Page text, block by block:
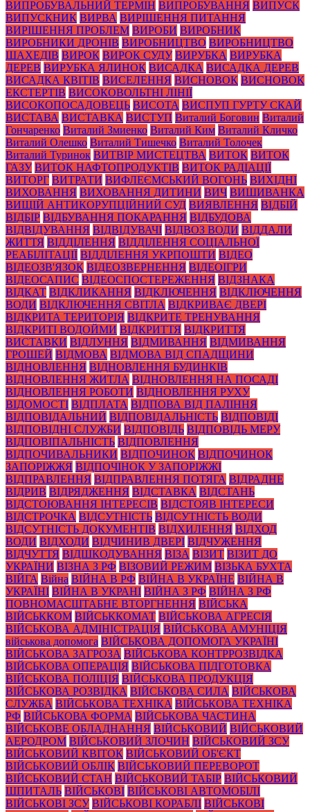
ВИПРОБУВАЛЬНИЙ ТЕРМІН ВИПРОБУВАННЯ ВИПУСК
ВИПУСКНИК ВИРВА ВИРІШЕННЯ ПИТАННЯ
ВИРІШЕННЯ ПРОБЛЕМ ВИРОБИ ВИРОБНИК
ВИРОБНИКИ ДРОНІВ ВИРОБНИЦТВО ВИРОБНИЦТВО
ШАХЕДІВ ВИРОК ВИРОК СУДУ ВИРУБКА ВИРУБКА
ДЕРЕВ ВИРУБКА ЯЛИНОК ВИСАДКА ВИСАДКА ДЕРЕВ
ВИСАДКА КВІТІВ ВИСЕЛЕННЯ ВИСНОВОК ВИСНОВОК
ЕКСТЕРТІВ ВИСОКОВОЛЬТНІ ЛІНІЇ
ВИСОКОПОСАДОВЕЦЬ ВИСОТА ВИСПУП ГУРТУ СКАЙ
ВИСТАВА ВИСТАВКА ВИСТУП Виталий Боговин Виталий
Гончаренко Виталий Змиенко Виталий Ким Виталий Кличко
Виталий Олешко Виталий Тишечко Виталий Толочек
Виталий Туринок ВИТВІР МИСТЕЦТВА ВИТОК ВИТОК
ГАЗУ ВИТОК НАФТОПРОДУКТІВ ВИТОК РАДІАЦІЇ
ВИТОРГ ВИТРАТИ ВИФЛЕЄМСЬКИЙ ВОГОНЬ ВИХІДНІ
ВИХОВАННЯ ВИХОВАННЯ ДИТИНИ ВИЧ ВИШИВАНКА
ВИЩІЙ АНТИКОРУПЦІЙНИЙ СУД ВИЯВЛЕННЯ ВІДБІЙ
ВІДБІР ВІДБУВАННЯ ПОКАРАННЯ ВІДБУДОВА
ВІДВІДУВАННЯ ВІДВІДУВАЧІ ВІДВОЗ ВОДИ ВІДДАЛИ
ЖИТТЯ ВІДДІЛЕННЯ ВІДДІЛЕННЯ СОЦІАЛЬНОЇ
РЕАБІЛІТАЦІЇ ВІДДІЛЕННЯ УКРПОШТИ ВІДЕО
ВІДЕОЗВ'ЯЗОК ВІДЕОЗВЕРНЕННЯ ВІДЕОІГРИ
ВІДЕОСАПИС ВІДЕОСПОСТЕРЕЖЕННЯ ВІДЗНАКА
ВІДКАТ ВІДКЛИКАННЯ ВІДКЛЮЧЕННЯ ВІДКЛЮЧЕННЯ
ВОДИ ВІДКЛЮЧЕННЯ СВІТЛА ВІДКРИВАЄ ДВЕРІ
ВІДКРИТА ТЕРИТОРІЯ ВІДКРИТЕ ТРЕНУВАННЯ
ВІДКРИТІ ВОДОЙМИ ВІДКРИТТЯ ВІДКРИТТЯ
ВИСТАВКИ ВІДЛУННЯ ВІДМИВАННЯ ВІДМИВАННЯ
ГРОШЕЙ ВІДМОВА ВІДМОВА ВІД СПАДЩИНИ
ВІДНОВЛЕННЯ ВІДНОВЛЕННЯ БУДИНКІВ
ВІДНОВЛЕННЯ ЖИТЛА ВІДНОВЛЕННЯ НА ПОСАДІ
ВІДНОВЛЕННЯ РОБОТИ ВІДНОВЛЕННЯ РУХУ
ВІДОМОСТІ ВІДПЛАТА ВІДПОВА ВІД ПАЛІННЯ
ВІДПОВІДАЛЬНИЙ ВІДПОВІДАЛЬНІСТЬ ВІДПОВІДІ
ВІДПОВІДНІ СЛУЖБИ ВІДПОВІДЬ ВІДПОВІДЬ МЕРУ
ВІДПОВІПАЛЬНІСТЬ ВІДПОВЛЕННЯ
ВІДПОЧИВАЛЬНИКИ ВІДПОЧИНОК ВІДПОЧИНОК
ЗАПОРІЖЖЯ ВІДПОЧІНОК У ЗАПОРІЖЖІ
ВІДПРАВЛЕННЯ ВІДПРАВЛЕННЯ ПОТЯГА ВІДРАДНЕ
ВІДРИВ ВІДРЯДЖЕННЯ ВІДСТАВКА ВІДСТАНЬ
ВІДСТОЮВАННЯ ІНТЕРЕСІВ ВІДСТОЯВ ІНТЕРЕСИ
ВІДСТРОЧКА ВІДСУТНІСТЬ ВІДСУТНІСТЬ ВОДИ
ВІДСУТНІСТЬ ДОКУМЕНТІВ ВІДХИЛЕННЯ ВІДХОД
ВОДИ ВІДХОДИ ВІДЧИНИВ ДВЕРІ ВІДЧУЖЕННЯ
ВІДЧУТТЯ ВІДШКОДУВАННЯ ВІЗА ВІЗИТ ВІЗИТ ДО
УКРАЇНИ ВІЗНА З РФ ВІЗОВИЙ РЕЖИМ ВІЗЬКА БУХТА
ВІЙГА Війна ВІЙНА В РФ ВІЙНА В УКРАЇНЕ ВІЙНА В
УКРАЇНІ ВІЙНА В УКРАНІ ВІЙНА З РФ ВІЙНА З РФ
ПОВНОМАСШТАБНЕ ВТОРГНЕННЯ ВІЙСЬКА
ВІЙСЬККОМ ВІЙСЬККОМАТ ВІЙСЬКОВА АГРЕСІЯ
ВІЙСЬКОВА АДМІНІСТРАЦІЯ ВІЙСЬКОВА АМУНІЦІЯ
військова допомога ВІЙСЬКОВА ДОПОМОГА УКРАЇНІ
ВІЙСЬКОВА ЗАГРОЗА ВІЙСЬКОВА КОНТРРОЗВІДКА
ВІЙСЬКОВА ОПЕРАЦІЯ ВІЙСЬКОВА ПІДГОТОВКА
ВІЙСЬКОВА ПОЛІЦІЯ ВІЙСЬКОВА ПРОДУКЦІЯ
ВІЙСЬКОВА РОЗВІДКА ВІЙСЬКОВА СИЛА ВІЙСЬКОВА
СЛУЖБА ВІЙСЬКОВА ТЕХНІКА ВІЙСЬКОВА ТЕХНІКА
РФ ВІЙСЬКОВА ФОРМА ВІЙСЬКОВА ЧАСТИНА
ВІЙСЬКОВЕ ОБЛАДНАННЯ ВІЙСЬКОВИЙ ВІЙСЬКОВИЙ
АЕРОДРОМ ВІЙСЬКОВИЙ ЗЛОЧИН ВІЙСЬКОВИЙ ЗСУ
ВІЙСЬКОВИЙ КВІТОК ВІЙСЬКОВИЙ ОБ'ЄКТ
ВІЙСЬКОВИЙ ОБЛІК ВІЙСЬКОВИЙ ПЕРЕВОРОТ
ВІЙСЬКОВИЙ СТАН ВІЙСЬКОВИЙ ТАБІР ВІЙСЬКОВИЙ
ШПИТАЛЬ ВІЙСЬКОВІ ВІЙСЬКОВІ АВТОМОБІЛІ
ВІЙСЬКОВІ ЗСУ ВІЙСЬКОВІ КОРАБЛІ ВІЙСЬКОВІ